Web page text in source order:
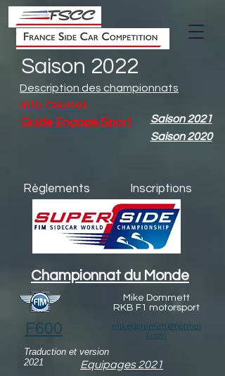
Saison 2022
Description des championnats
Info. Courses
Guide Engage Sport
Saison 2021
Saison 2020
Règlements Inscriptions
Championnat du Monde
F600
Mike Dommett
RKB F1 motorsport
mikedommett@hotmai
l.com
Traduction et version
2021
Equipages 2021